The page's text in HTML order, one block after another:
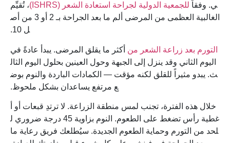
ي. وفقاً للجمعية الدولية لجراحة استعادة الشعر (ISHRS)
، تُقيِّم
الغالبية العظمى من المرضى ألم ما بعد الجراحة بـ 2 أو 3 من أص
ل 10.
التورم بعد زراعة الشعر من أكثر ما يقلق المرضى. يبدأ عادةً في
اليوم الثاني وقد ينزل إلى الجبهة وحول العينين بحلول اليوم الثال
ث. يبدو مثيراً للقلق لكنه مؤقت — الكمادات الباردة والنوم بوض
ع مرتفع يساعدان بشكل ملحوظ.
خلال هذه الفترة، تجنب لمس منطقة الزراعة. لا ترتدِ قبعات أو أ
غطية رأس تضغط على الطعوم. النوم بزاوية 45 درجة ضروري ل
لحد من التورم وحماية الطعوم الجديدة. سيُطلعك فريق رعاية ما